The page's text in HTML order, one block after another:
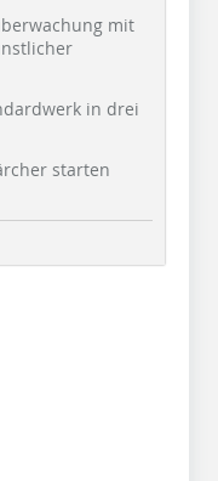
mit
in drei
starten